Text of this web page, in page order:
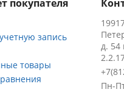
покупателя
запись
товары
д. 54
Пн-